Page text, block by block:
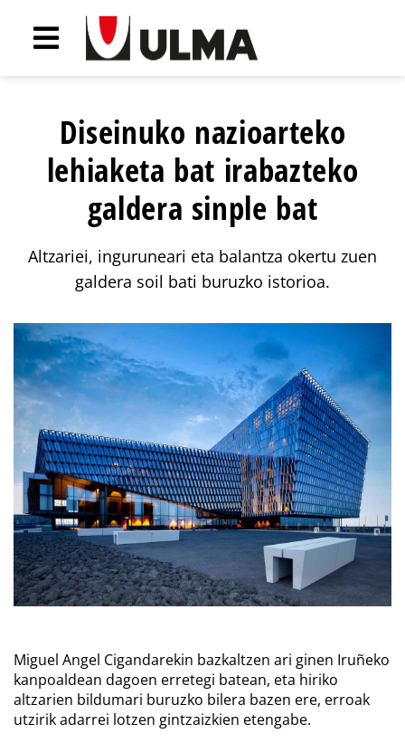
Diseinuko nazioarteko
lehiaketa bat irabazteko
galdera sinple bat
Altzariei, inguruneari eta balantza okertu zuen
galdera soil bati buruzko istorioa.
Miguel Angel Cigandarekin bazkaltzen ari ginen Iruñeko
kanpoaldean dagoen erretegi batean, eta hiriko
altzarien bildumari buruzko bilera bazen ere, erroak
utzirik adarrei lotzen gintzaizkien etengabe.